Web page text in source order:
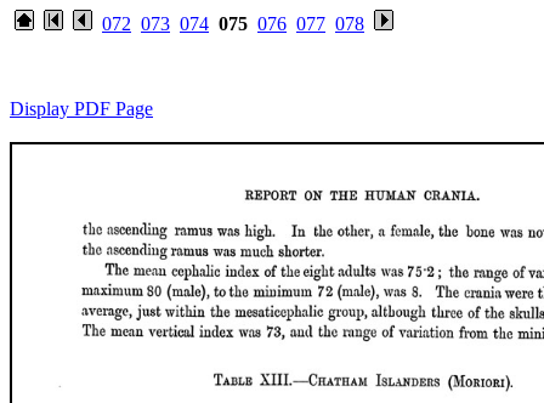
072 073 074 075 076 077 078
Display PDF Page